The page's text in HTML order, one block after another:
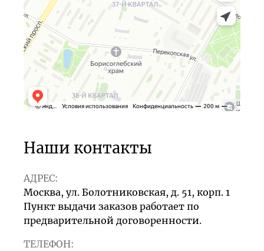
Наши контакты
АДРЕС:
Москва, ул. Болотниковская, д. 51, корп. 1
Пункт выдачи заказов работает по
предварительной договоренности.
ТЕЛЕФОН: